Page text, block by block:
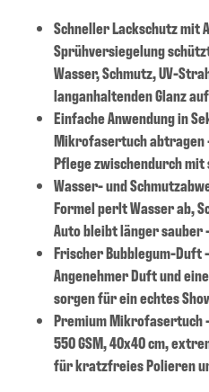
Schneller Lackschutz mit
Sprühversiegelung
Wasser, Schmutz, UV-
langanhaltenden Glanz
Einfache Anwendung in
Mikrofasertuch abtragen
Pflege zwischendurch
Wasser- und
Formel perlt Wasser ab,
Auto bleibt länger sauber
Frischer Bubblegum-Duft
Angenehmer Duft und
sorgen für ein echtes
Premium Mikrofasertuch
550 GSM, 40x40 cm,
für kratzfreies Polieren